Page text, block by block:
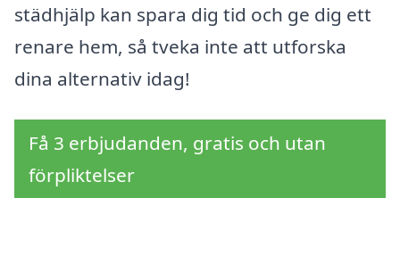
städhjälp kan spara dig tid och ge dig ett
renare hem, så tveka inte att utforska
dina alternativ idag!
Få 3 erbjudanden, gratis och utan
förpliktelser